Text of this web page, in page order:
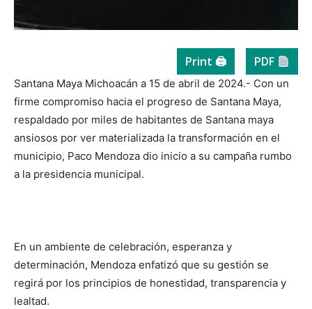
Print 🖨 PDF
Santana Maya Michoacán a 15 de abril de 2024.- Con un
firme compromiso hacia el progreso de Santana Maya,
respaldado por miles de habitantes de Santana maya
ansiosos por ver materializada la transformación en el
municipio, Paco Mendoza dio inicio a su campaña rumbo
a la presidencia municipal.
En un ambiente de celebración, esperanza y
determinación, Mendoza enfatizó que su gestión se
regirá por los principios de honestidad, transparencia y
lealtad.